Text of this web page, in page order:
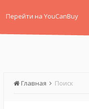
Перейти на YouCanBuy
Главная Поиск